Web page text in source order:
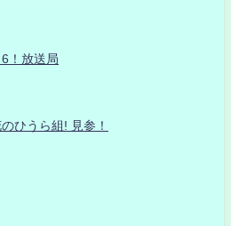
！放送局
ひうら組! 見参！